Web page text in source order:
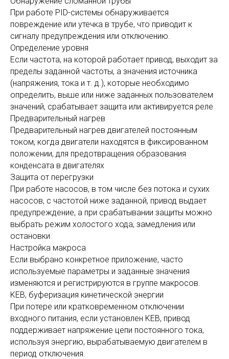
При работе PID-системы обнаруживается
повреждение или утечка в трубе, что приводит к
сигналу предупреждения или отключению.
Определение уровня
Если частота, на которой работает привод, выходит за
пределы заданной частоты, а значения источника
(напряжения, тока и т. д.), которые необходимо
определить, выше или ниже заданных пользователем
значений, срабатывает защита или активируется реле
Предварительный нагрев
Предварительный нагрев двигателей постоянным
током, когда двигатели находятся в фиксированном
положении, для предотвращения образования
конденсата в двигателях
Защита от перегрузки
При работе насосов, в том числе без потока и сухих
насосов, с частотой ниже заданной, привод выдает
предупреждение, а при срабатывании защиты можно
выбрать режим холостого хода, замедления или
остановки.
Настройка макроса
Если выбрано конкретное приложение, часто
используемые параметры и заданные значения
изменяются и регистрируются в группе макросов.
KEB, буферизация кинетической энергии
При потере или кратковременном отключении
входного питания, если установлен KEB, привод
поддерживает напряжение цепи постоянного тока,
используя энергию, вырабатываемую двигателем в
период отключения.